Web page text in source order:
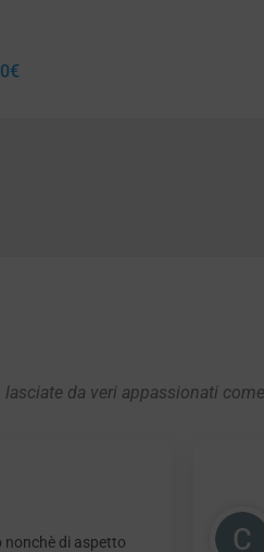
€
da veri appassionati
di aspetto